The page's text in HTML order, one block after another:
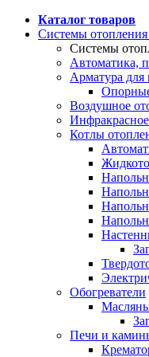
Каталог товаров
Системы отопления
Системы
Автоматика,
Арматура для
Воздушное
Котлы
Обогреватели
Печи и